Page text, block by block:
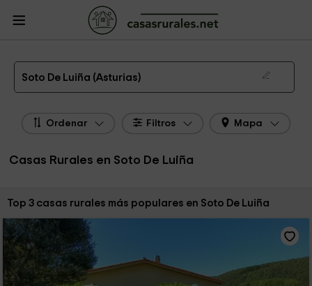
Casas Rurales
Soto De Luiña
Las 3 mejores casas rurales en Soto De Luiña de 2026
Soto De Luiña (Asturias)
Ordenar Filtros Mapa
Casas Rurales en Soto De Luiña
Ordenar por:
Top 3 casas rurales más populares en Soto De Luiña